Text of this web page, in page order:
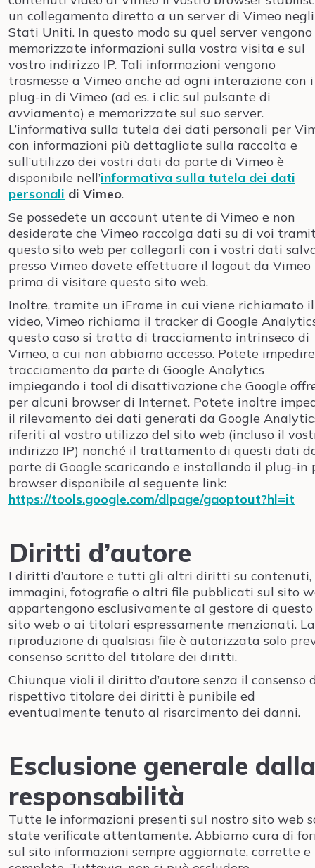
un collegamento diretto a un server di Vimeo negli
Stati Uniti. In questo modo su quel server vengono
memorizzate informazioni sulla vostra visita e sul
vostro indirizzo IP. Tali informazioni vengono
trasmesse a Vimeo anche ad ogni interazione con i
plug-in di Vimeo (ad es. i clic sul pulsante di
avviamento) e memorizzate sul suo server.
L’informativa sulla tutela dei dati personali per
con informazioni più dettagliate sulla raccolta e
sull’utilizzo dei vostri dati da parte di Vimeo è
disponibile nell’informativa sulla tutela dei dati
personali di Vimeo.
Se possedete un account utente di Vimeo e non
desiderate che Vimeo raccolga dati su di voi
questo sito web per collegarli con i vostri dati
presso Vimeo dovete effettuare il logout da Vimeo
prima di visitare questo sito web.
Inoltre, tramite un iFrame in cui viene richiamato il
video, Vimeo richiama il tracker di Google
questo caso si tratta di tracciamento intrinseco di
Vimeo, a cui non abbiamo accesso. Potete
tracciamento da parte di Google Analytics
impiegando i tool di disattivazione che Google
per alcuni browser di Internet. Potete inoltre
il rilevamento dei dati generati da Google
riferiti al vostro utilizzo del sito web (incluso il
indirizzo IP) nonché il trattamento di questi dati
parte di Google scaricando e installando il plug-in
browser disponibile al seguente link:
https://tools.google.com/dlpage/gaoptout?hl=it
Diritti d’autore
I diritti d’autore e tutti gli altri diritti su contenuti,
immagini, fotografie o altri file pubblicati sul sito
appartengono esclusivamente al gestore di questo
sito web o ai titolari espressamente menzionati. La
riproduzione di qualsiasi file è autorizzata solo
consenso scritto del titolare dei diritti.
Chiunque violi il diritto d’autore senza il consenso
rispettivo titolare dei diritti è punibile ed
eventualmente tenuto al risarcimento dei danni.
Esclusione generale dalla
responsabilità
Tutte le informazioni presenti sul nostro sito web
state verificate attentamente. Abbiamo cura di
sul sito informazioni sempre aggiornate, corrette e